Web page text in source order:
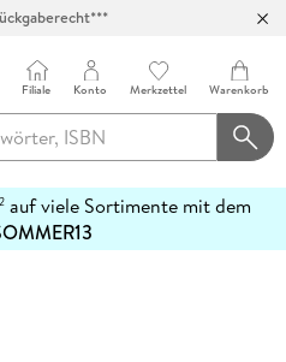
Filiale Konto Merkzettel Warenkorb
auf viele Sortimente mit dem